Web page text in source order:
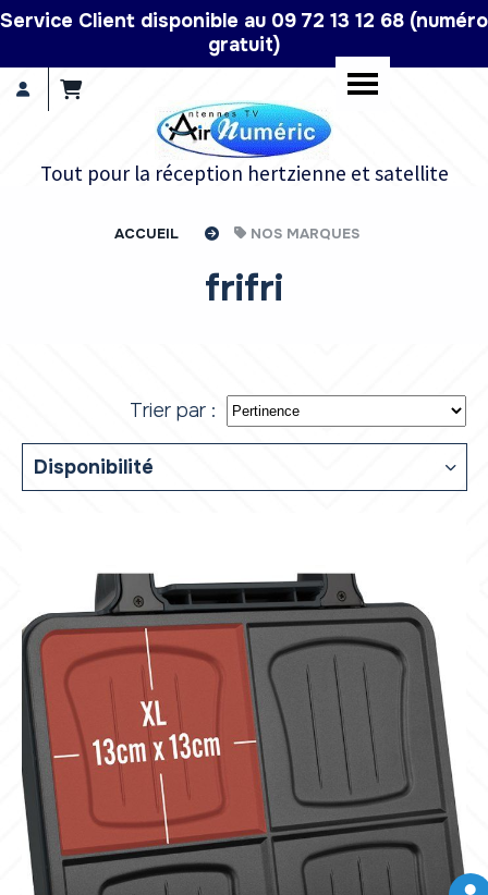
Service Client disponible au 09 72 13 12 68 (numéro
gratuit)
Tout pour la réception hertzienne et satellite
ACCUEIL NOS MARQUES
frifri
Trier par :
Disponibilité